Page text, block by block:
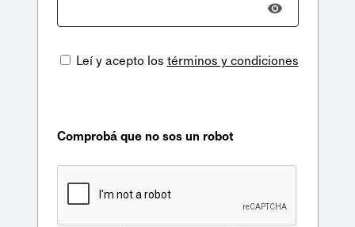
Leí y acepto los términos y condiciones
Comprobá que no sos un robot